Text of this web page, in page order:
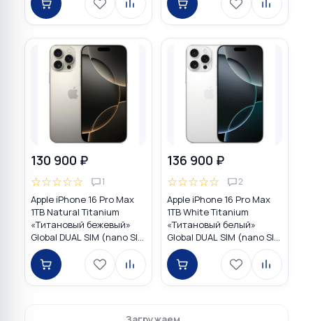
130 900 ₽
☆☆☆☆☆ 1
Apple iPhone 16 Pro Max
1TB Natural Titanium
«Tитановый бежевый»
Global DUAL SIM (nano SIM
+ eSIM)
136 900 ₽
☆☆☆☆☆ 2
Apple iPhone 16 Pro Max
1TB White Titanium
«Титановый белый»
Global DUAL SIM (nano SIM
+ eSIM)